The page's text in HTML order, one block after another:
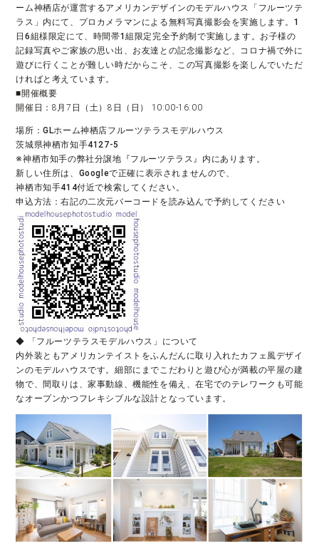
ーム神栖店が運営するアメリカンデザインのモデルハウス「フルーツテ
ラス」内にて、プロカメラマンによる無料写真撮影会を実施します。1
日6組様限定にて、時間帯1組限定完全予約制で実施します。お子様の
記録写真やご家族の思い出、お友達との記念撮影など、コロナ禍で外に
遊びに行くことが難しい時だからこそ、この写真撮影を楽しんでいただ
ければと考えています。
■開催概要
開催日：8月7日（土）8日（日） 10:00-16:00
場所：GLホーム神栖店フルーツテラスモデルハウス
茨城県神栖市知手4127-5
※神栖市知手の弊社分譲地『フルーツテラス』内にあります。
新しい住所は、Googleで正確に表示されませんので、
神栖市知手414付近で検索してください。
申込方法：右記の二次元バーコードを読み込んで予約してください
◆ 「フルーツテラスモデルハウス」について
内外装ともアメリカンテイストをふんだんに取り入れたカフェ風デザイ
ンのモデルハウスです。細部にまでこだわりと遊び心が満載の平屋の建
物で、間取りは、家事動線、機能性を備え、在宅でのテレワークも可能
なオープンかつフレキシブルな設計となっています。